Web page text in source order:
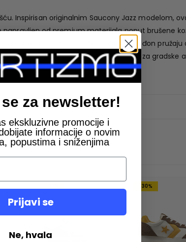
Inspirisan originalnim Saucony Jazz modelom,
od premium materijala poput brušene
dok jastučići na ulošku i EVA srednji đon
trakciju i izdržljivost, čineći ih idealnim za gradske
-30%
za newsletter!
ekskluzivne promocije i
informacije o novim
popustima i sniženjima
Prijavi se
Ne, hvala